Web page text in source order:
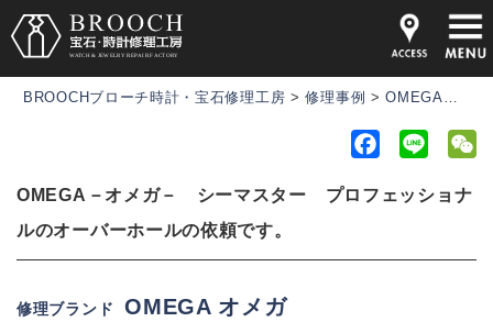
BROOCHブローチ時計・宝石修理工房 >修理事例 >OMEGA－オメガ－ シーマスター プロフェッショナルのオーバーホールの依頼です。
c
b
n
OMEGA－オメガ－ シーマスター プロフェッショナ
ルのオーバーホールの依頼です。
修理ブランド OMEGA オメガ